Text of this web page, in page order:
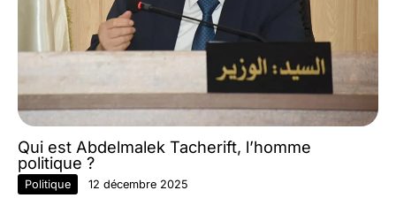
Qui est Abdelmalek Tacherift, l’homme
politique ?
Politique 12 décembre 2025